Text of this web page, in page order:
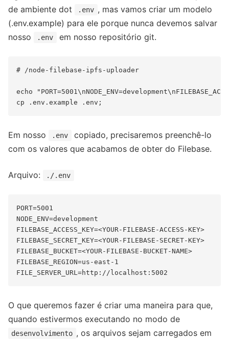
de ambiente dot
.env , mas vamos criar um modelo
(.env.example) para ele porque nunca devemos salvar
nosso
.env em nosso repositório git.
# /node-filebase-ipfs-uploader
echo
Em nosso .env
copiado, precisaremos preenchê-lo
com os valores que acabamos de obter do Filebase.
Arquivo: ./.env
PORT=5001
NODE_ENV=development
FILEBASE_ACCESS_KEY=<YOUR-FILEBASE-ACCESS-KEY>
FILEBASE_SECRET_KEY=<YOUR-FILEBASE-SECRET-KEY>
FILEBASE_BUCKET=<YOUR-FILEBASE-BUCKET-NAME>
FILEBASE_REGION=us-east-1
O que queremos fazer é criar uma maneira para que,
quando estivermos executando no modo de
desenvolvimento , os arquivos sejam carregados em